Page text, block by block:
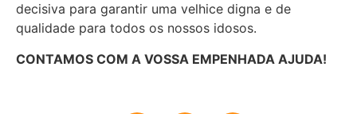
decisiva para garantir uma velhice digna e de
qualidade para todos os nossos idosos.
CONTAMOS COM A VOSSA EMPENHADA AJUDA!